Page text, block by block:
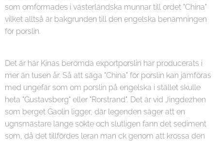
som omformades i västerländska munnar till ordet "China"
vilket alltså är bakgrunden till den engelska benämningen
för porslin.
Det är här Kinas berömda exportporslin har producerats i
mer än tusen år. Så att säga "China" för porslin kan jämföras
med ungefär som om porslin på engelska i stället skulle
heta "Gustavsberg" eller "Rorstrand". Det är vid Jingdezhen
som berget Gaolin ligger, där legenden säger att en
ugnsmästare länge sökte och slutligen fann det sediment
som, då det tillfördes leran man ck genom att krossa den